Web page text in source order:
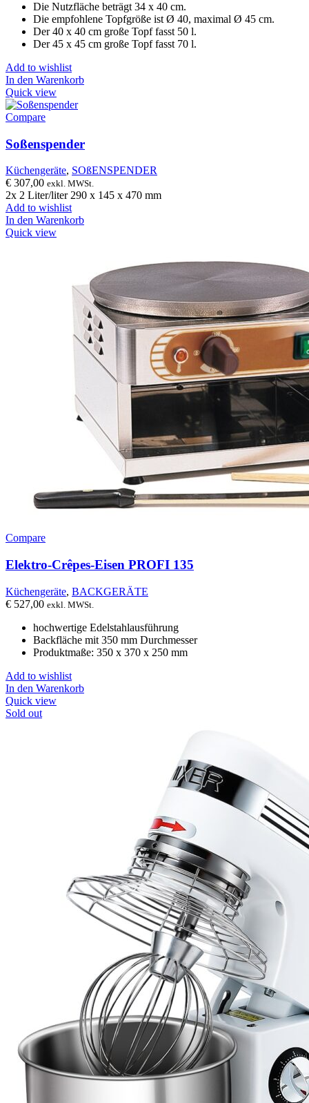
Die Nutzfläche beträgt 34 ​​x 40 cm.
Die empfohlene Topfgröße ist Ø 40, maximal Ø 45 cm.
Der 40 x 40 cm große Topf fasst 50 l.
Der 45 x 45 cm große Topf fasst 70 l.
Add to wishlist
In den Warenkorb
Quick view
Compare
Soßenspender
Küchengeräte, SOßENSPENDER
€ 307,00 exkl. MWSt.
2x 2 Liter/liter 290 x 145 x 470 mm
Add to wishlist
In den Warenkorb
Quick view
Compare
Elektro-Crêpes-Eisen PROFI 135
Küchengeräte, BACKGERÄTE
€ 527,00 exkl. MWSt.
hochwertige Edelstahlausführung
Backfläche mit 350 mm Durchmesser
Produktmaße: 350 x 370 x 250 mm
Add to wishlist
In den Warenkorb
Quick view
Sold out